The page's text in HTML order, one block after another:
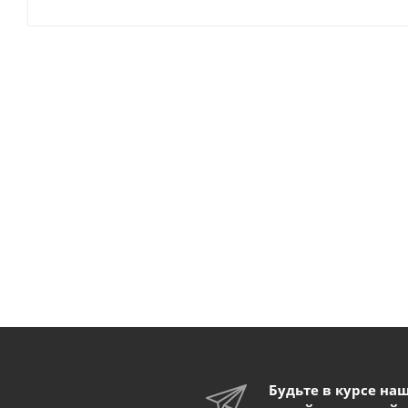
Будьте в курсе